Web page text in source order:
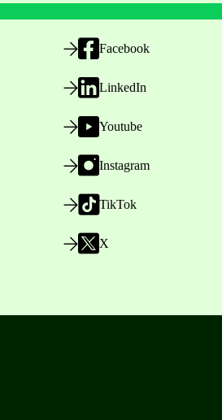
Facebook
LinkedIn
Youtube
Instagram
TikTok
X